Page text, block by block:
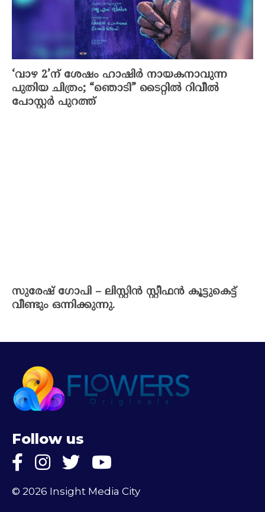
‘വാഴ 2’ന് ശേഷം ഹാഷിർ നായകനാവുന്ന
പുതിയ ചിത്രം; “ഞൊടി” ടൈറ്റിൽ റിവീൽ
പോസ്റ്റർ പുറത്ത്
സുരേഷ് ഗോപി – ലിസ്റ്റിൻ സ്റ്റീഫൻ കൂട്ടുകെട്ട്
വീണ്ടും ഒന്നിക്കുന്നു.
Follow us
© 2026 Insight Media City